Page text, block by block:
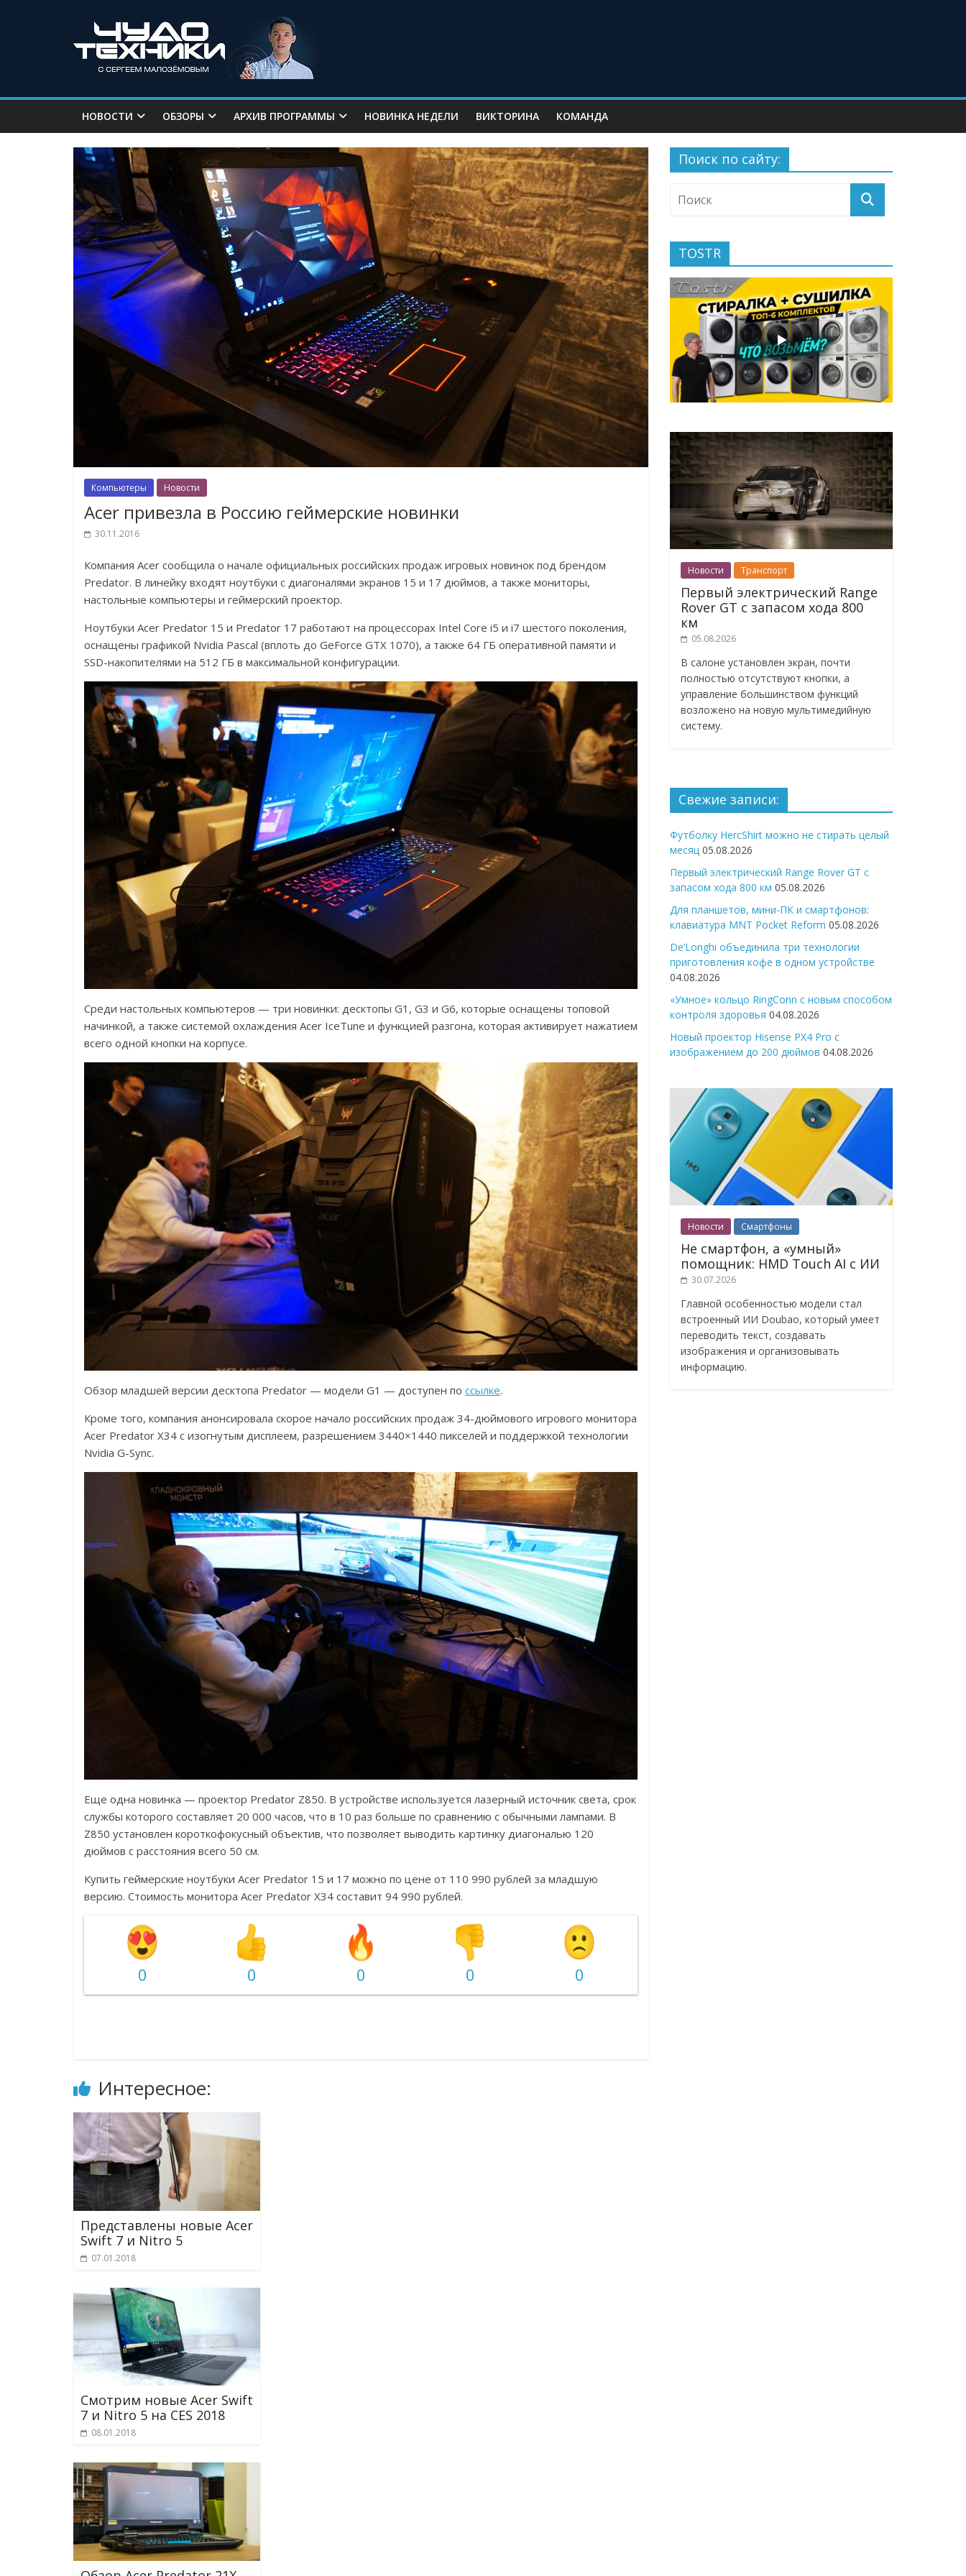
НОВОСТИ ОБЗОРЫ АРХИВ ПРОГРАММЫ НОВИНКА НЕДЕЛИ ВИКТОРИНА КОМАНДА
Компьютеры Новости
Acer привезла в Россию геймерские новинки
30.11.2016
Компания Acer сообщила о начале официальных российских продаж игровых новинок под брендом
Predator. В линейку входят ноутбуки с диагоналями экранов 15 и 17 дюймов, а также мониторы,
настольные компьютеры и геймерский проектор.
Ноутбуки Acer Predator 15 и Predator 17 работают на процессорах Intel Core i5 и i7 шестого поколения,
оснащены графикой Nvidia Pascal (вплоть до GeForce GTX 1070), а также 64 ГБ оперативной памяти и
SSD-накопителями на 512 ГБ в максимальной конфигурации.
Среди настольных компьютеров — три новинки: десктопы G1, G3 и G6, которые оснащены топовой
начинкой, а также системой охлаждения Acer IceTune и функцией разгона, которая активирует нажатием
всего одной кнопки на корпусе.
Обзор младшей версии десктопа Predator — модели G1 — доступен по ссылке.
Кроме того, компания анонсировала скорое начало российских продаж 34-дюймового игрового монитора
Acer Predator X34 с изогнутым дисплеем, разрешением 3440×1440 пикселей и поддержкой технологии
Nvidia G-Sync.
Еще одна новинка — проектор Predator Z850. В устройстве используется лазерный источник света, срок
службы которого составляет 20 000 часов, что в 10 раз больше по сравнению с обычными лампами. В
Z850 установлен короткофокусный объектив, что позволяет выводить картинку диагональю 120
дюймов с расстояния всего 50 см.
Купить геймерские ноутбуки Acer Predator 15 и 17 можно по цене от 110 990 рублей за младшую
версию. Стоимость монитора Acer Predator X34 составит 94 990 рублей.
0 0 0 0 0
Интересное:
Представлены новые Acer
Swift 7 и Nitro 5
07.01.2018
Смотрим новые Acer Swift
7 и Nitro 5 на CES 2018
08.01.2018
Поиск по сайту:
TOSTR
Новости Транспорт
Первый электрический Range
Rover GT с запасом хода 800
км
05.08.2026
В салоне установлен экран, почти
полностью отсутствуют кнопки, а
управление большинством функций
возложено на новую мультимедийную
систему.
Свежие записи:
Футболку HercShirt можно не стирать целый
месяц 05.08.2026
Первый электрический Range Rover GT с
запасом хода 800 км 05.08.2026
Для планшетов, мини-ПК и смартфонов:
клавиатура MNT Pocket Reform 05.08.2026
De’Longhi объединила три технологии
приготовления кофе в одном устройстве
04.08.2026
«Умное» кольцо RingConn с новым способом
контроля здоровья 04.08.2026
Новый проектор Hisense PX4 Pro с
изображением до 200 дюймов 04.08.2026
Новости Смартфоны
Не смартфон, а «умный»
помощник: HMD Touch AI с ИИ
30.07.2026
Главной особенностью модели стал
встроенный ИИ Doubao, который умеет
переводить текст, создавать
изображения и организовывать
информацию.